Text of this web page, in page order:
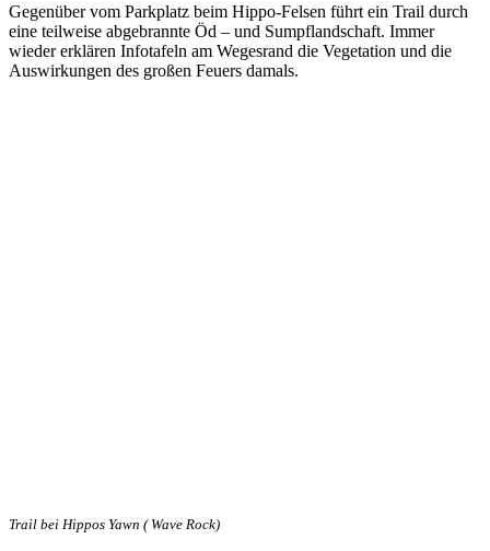
Gegenüber vom Parkplatz beim Hippo-Felsen führt ein Trail durch
eine teilweise abgebrannte Öd – und Sumpflandschaft. Immer
wieder erklären Infotafeln am Wegesrand die Vegetation und die
Auswirkungen des großen Feuers damals.
Trail bei Hippos Yawn ( Wave Rock)